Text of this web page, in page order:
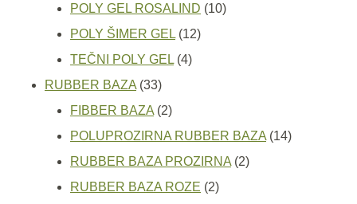
proizvoda
POLY GEL ROSALIND 1010
POLY ŠIMER GEL 1212
TEČNI POLY GEL 44
RUBBER BAZA 3333
proizvoda
FIBBER BAZA 22
proizvoda
POLUPROZIRNA RUBBER BAZA 1414
RUBBER BAZA PROZIRNA 22
RUBBER BAZA ROZE 22